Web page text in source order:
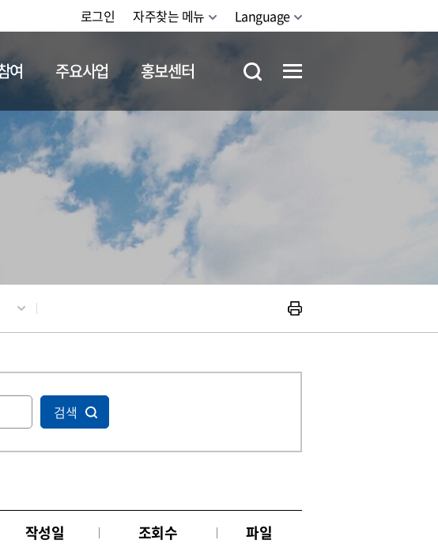
로그인 자주찾는 메뉴 Language
채용정보
여 주요사업 홍보센터
검색
작성일 조회수 파일